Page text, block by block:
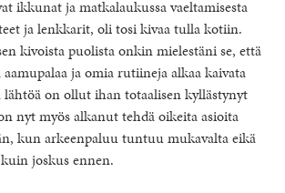
ikkunat ja matkalaukussa vaeltamisesta
ja lenkkarit, oli tosi kivaa tulla kotiin.
kivoista puolista onkin mielestäni se, että
ja omia rutiineja alkaa kaivata
on ollut ihan totaalisen kyllästynyt
nyt myös alkanut tehdä oikeita asioita
kun arkeenpaluu tuntuu mukavalta eikä
joskus ennen.